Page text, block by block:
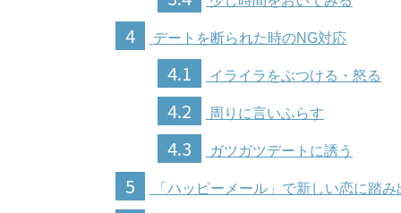
4 デートを断られた時のNG対応
4.1 イライラをぶつける・怒る
4.2 周りに言いふらす
4.3 ガツガツデートに誘う
5 「ハッピーメール」で新しい恋に踏み